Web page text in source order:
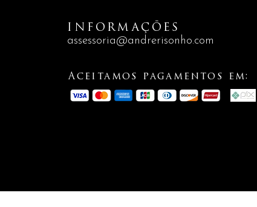
INFORMAÇÕES
assessoria@andrerisonho.com
Aceitamos pagamentos em: